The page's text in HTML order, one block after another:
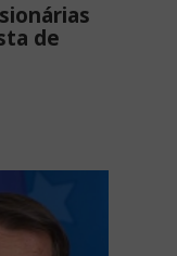
de